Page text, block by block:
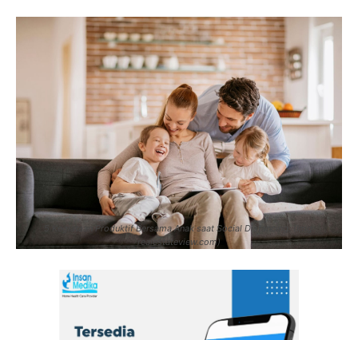
5 Kegiataan Produktif Bersama Anak saat Social Distancing. (Img:
realestateview.com)